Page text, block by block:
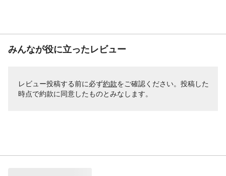
みんなが役に立ったレビュー
レビュー投稿する前に必ず約款をご確認ください。投稿した
時点で約款に同意したものとみなします。